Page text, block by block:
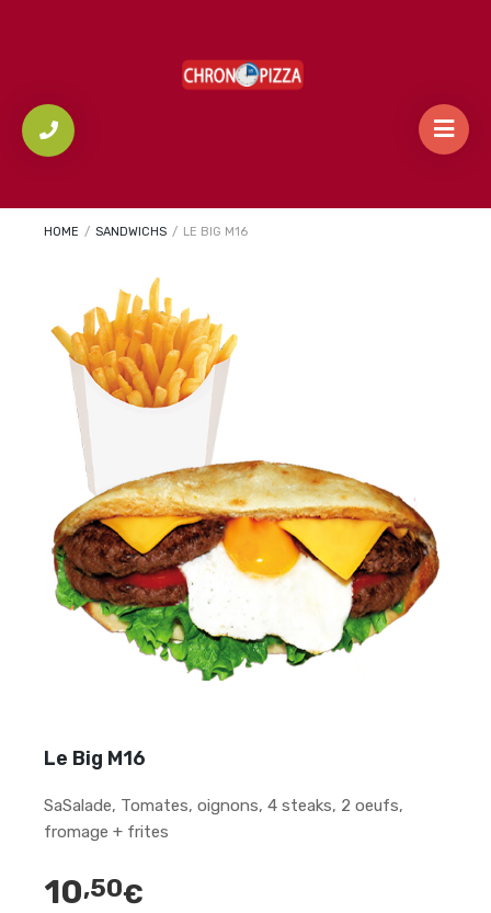
HOME / SANDWICHS / LE BIG M16
Le Big M16
SaSalade, Tomates, oignons, 4 steaks, 2 oeufs,
fromage + frites
10,50€